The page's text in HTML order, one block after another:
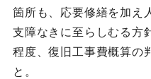
箇所も、応要修繕を加え
支障なきに至らしむる方
程度、復旧工事費概算の
と。